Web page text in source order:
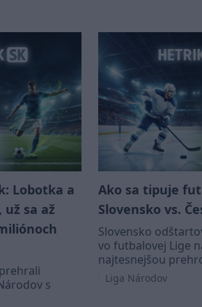
Lobotka a
sa až
s
Ako sa tipuje
Slovensko vs.
Slovensko
vo futbalovej Lige
najtesnejšou
Liga Národov